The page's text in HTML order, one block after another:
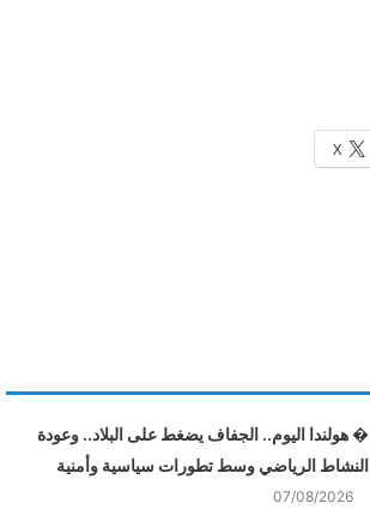
X
� هولندا اليوم.. الجفاف يضغط على البلاد.. وعودة
النشاط الرياضي وسط تطورات سياسية وأمنية
07/08/2026